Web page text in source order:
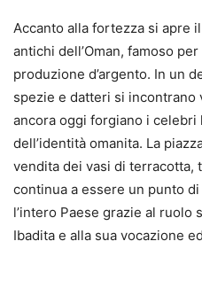
Accanto alla fortezza si apre
antichi dell’Oman, famoso
produzione d’argento. In un
spezie e datteri si incontrano
ancora oggi forgiano i celebri
dell’identità omanita. La
vendita dei vasi di terracotta,
continua a essere un punto
l’intero Paese grazie al ruolo
Ibadita e alla sua vocazione